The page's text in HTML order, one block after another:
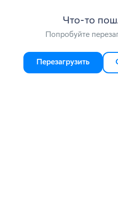
Что-то
Попробуйте
Перезагрузить